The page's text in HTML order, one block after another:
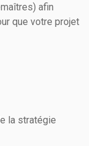
afin
que votre projet
la stratégie